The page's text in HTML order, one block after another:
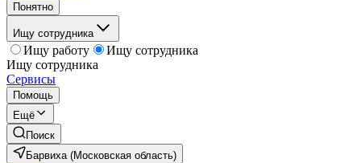
Понятно
Ищу сотрудника
Ищу работу
Ищу сотрудника
Ищу сотрудника
Сервисы
Помощь
Ещё
Поиск
Барвиха (Московская область)